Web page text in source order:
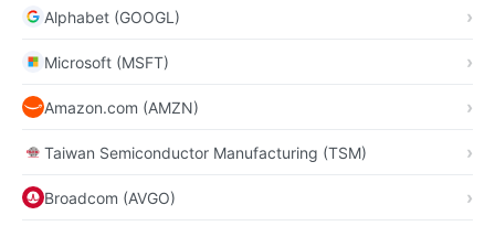
Alphabet (GOOGL)
Microsoft (MSFT)
Amazon.com (AMZN)
Taiwan Semiconductor Manufacturing (TSM)
Broadcom (AVGO)